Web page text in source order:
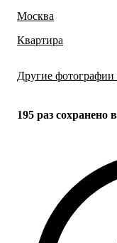
Москва
Квартира
Другие фотографии
195 раз сохранено